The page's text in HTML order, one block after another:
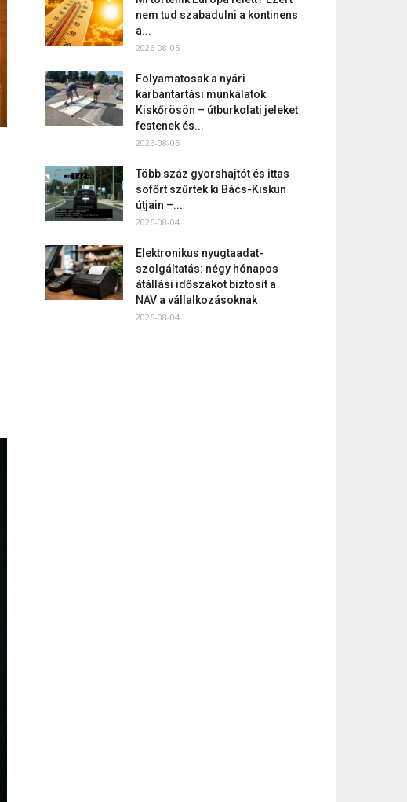
nem tud szabadulni a kontinens
a...
2026-08-05
Folyamatosak a nyári
karbantartási munkálatok
Kiskőrösön – útburkolati jeleket
festenek és...
2026-08-05
Több száz gyorshajtót és ittas
sofőrt szűrtek ki Bács-Kiskun
útjain –...
2026-08-04
Elektronikus nyugtaadat-
szolgáltatás: négy hónapos
átállási időszakot biztosít a
NAV a vállalkozásoknak
2026-08-04